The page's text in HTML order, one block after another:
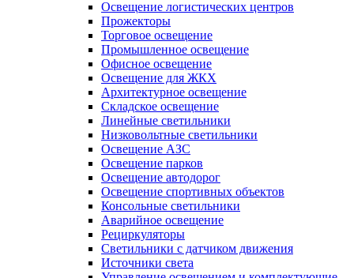
Освещение логистических центров
Прожекторы
Торговое освещение
Промышленное освещение
Офисное освещение
Освещение для ЖКХ
Архитектурное освещение
Складское освещение
Линейные светильники
Низковольтные светильники
Освещение АЗС
Освещение парков
Освещение автодорог
Освещение спортивных объектов
Консольные светильники
Аварийное освещение
Рециркуляторы
Светильники с датчиком движения
Источники света